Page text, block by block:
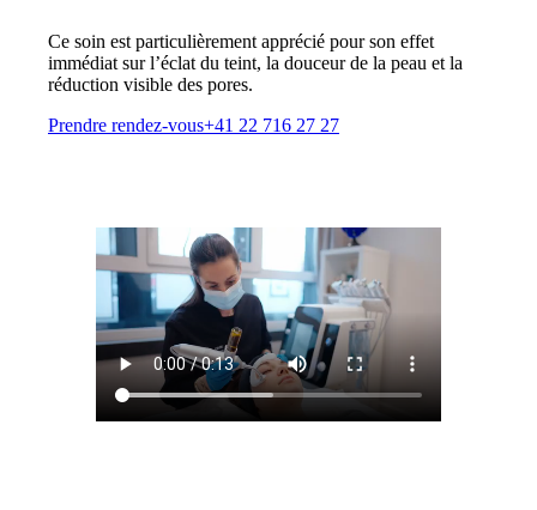
Ce soin est particulièrement apprécié pour son effet
immédiat sur l’éclat du teint, la douceur de la peau et la
réduction visible des pores.
Prendre rendez-vous+41 22 716 27 27